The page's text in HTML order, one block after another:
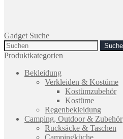
Gadget Suche
Search
for:
Produktkategorien
Bekleidung
Verkleiden & Kostüme
Kostümzubehör
Kostüme
Regenbekleidung
Camping, Outdoor & Zubehör
Rucksäcke & Taschen